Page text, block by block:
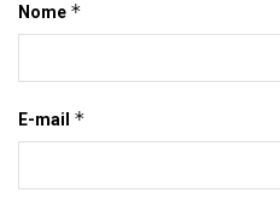
Nome *
E-mail *